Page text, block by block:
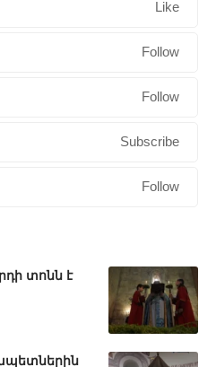
Like
Follow
Follow
Subscribe
Follow
տոնն է